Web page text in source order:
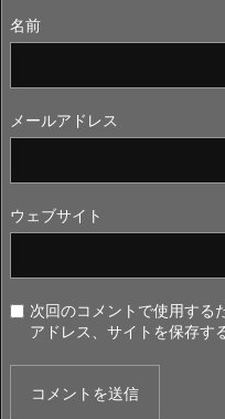
名前
メールアドレス
ウェブサイト
次回のコメントで使用する
アドレス、サイトを保存する